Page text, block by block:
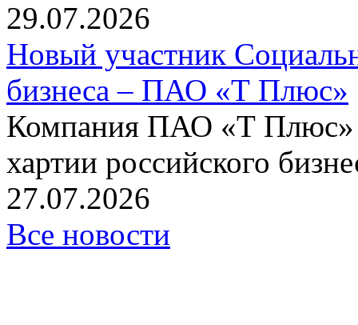
29.07.2026
Новый участник
бизнеса – ПАО «Т Плюс»
Компания ПАО «Т Плюс»
хартии российского
27.07.2026
Все новости